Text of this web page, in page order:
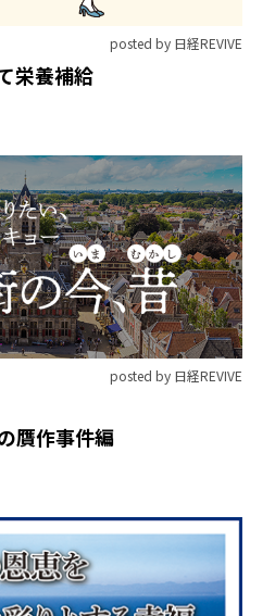
posted by 日経REVIVE
栄養補給
posted by 日経REVIVE
贋作事件編